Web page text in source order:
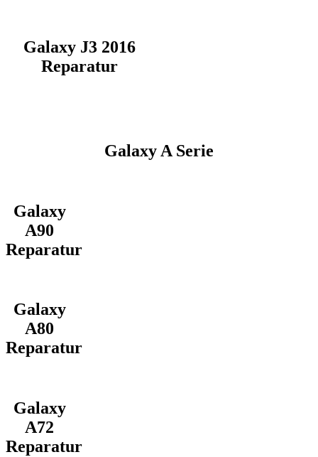
Galaxy J3 2016
Reparatur
Galaxy A Serie
Galaxy
A90
Reparatur
Galaxy
A80
Reparatur
Galaxy
A72
Reparatur